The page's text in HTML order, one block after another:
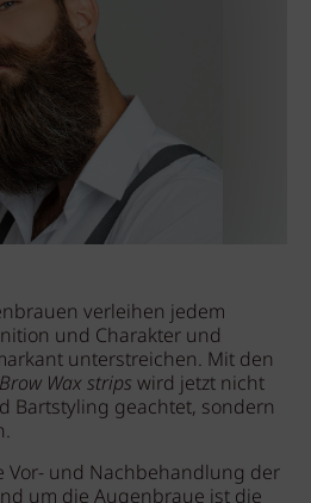
verleihen jedem
und Charakter und
unterstreichen. Mit den
Wax strips wird jetzt nicht
Bartstyling geachtet, sondern
Vor- und Nachbehandlung der